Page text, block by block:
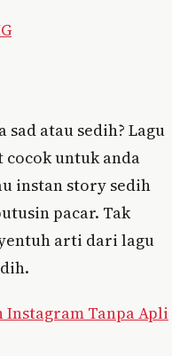
sad atau sedih? Lagu
cocok untuk anda
instan story sedih
pacar. Tak
arti dari lagu
Instagram Tanpa Apli